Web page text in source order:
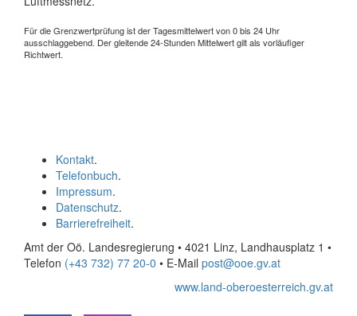
Für die Grenzwertprüfung ist der Tagesmittelwert von 0 bis 24 Uhr
ausschlaggebend. Der gleitende 24-Stunden Mittelwert gilt als vorläufiger
Richtwert.
Kontakt.
Telefonbuch.
Impressum.
Datenschutz.
Barrierefreiheit.
Amt der Oö. Landesregierung • 4021 Linz, Landhausplatz 1 •
Telefon (+43 732) 77 20-0 • E-Mail post@ooe.gv.at
www.land-oberoesterreich.gv.at